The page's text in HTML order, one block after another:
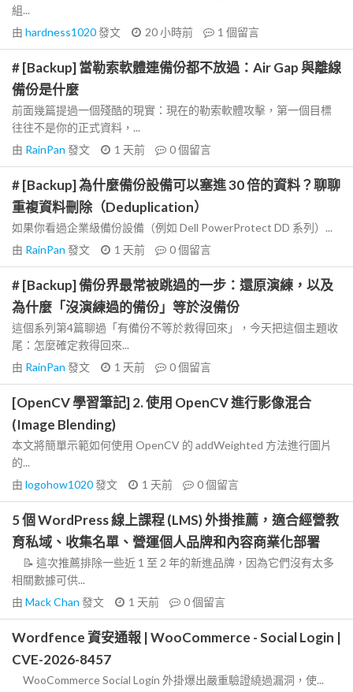
組...
由 hardness1020發文 20 小時前 1 個留言
# [Backup] 當勒索軟體連備份都不放過：Air Gap 與離線
備份是什麼
前面幾篇提過一個殘酷的現實：現在的勒索軟體攻擊，第一個目標
往往不是你的正式資料，...
由 RainPan 發文 1 天前 0個留言
# [Backup] 為什麼備份設備可以塞進 30 倍的資料？聊聊
重複資料刪除（Deduplication）
如果你看過企業級備份設備（例如 Dell PowerProtect DD 系列）...
由 RainPan 發文 1 天前 0個留言
# [Backup] 備份界最常被跳過的一步：還原演練，以及
為什麼「沒演練過的備份」等於沒備份
這個系列第4篇聊過「有備份不等於救得回來」，今天把這個主題收
尾：怎麼確定救得回來...
由 RainPan 發文 1 天前 0個留言
[OpenCV 學習筆記] 2. 使用 OpenCV 進行影像混合
(Image Blending)
本文將簡單示範如何使用 OpenCV 的 addWeighted 方法進行圖片
的...
由 logohow1020發文 1 天前 0個留言
5 個 WordPress 線上課程 (LMS) 外掛推薦，適合經營教
育私域、收集名單、營運個人品牌和內容商業化部署
📝 這次推薦排除一些近 1 至 2 年的新進品牌，因為它們沒有太多
相關數據可供...
由 Mack Chan 發文 1 天前 0個留言
Wordfence 資安通報 | WooCommerce - Social Login |
CVE-2026-8457
WooCommerce Social Login 外掛爆出嚴重驗證繞過漏洞，使...